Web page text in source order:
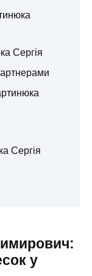
Сергія
Сергія
у